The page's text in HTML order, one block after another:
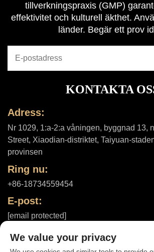
tillverkningspraxis (GMP)
effektivitet och kulturell äkthet.
länder. Begär ett prov
KONTAKTA
Adress:
Nr 1029, 1:a-2:a våningen, byggnad 13,
Street, Xiaodian-distriktet, Taiyuan-
provinsen
Ring nu:
+86-18734559454
E-post:
[email protected]
We value your privacy